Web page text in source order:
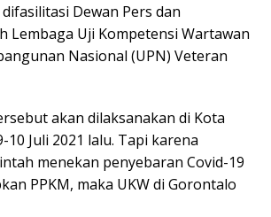
Dewan Pers dan
Lembaga Uji Kompetensi Wartawan
Nasional (UPN) Veteran
akan dilaksanakan di Kota
Juli 2021 lalu. Tapi karena
menekan penyebaran Covid-19
PPKM, maka UKW di Gorontalo